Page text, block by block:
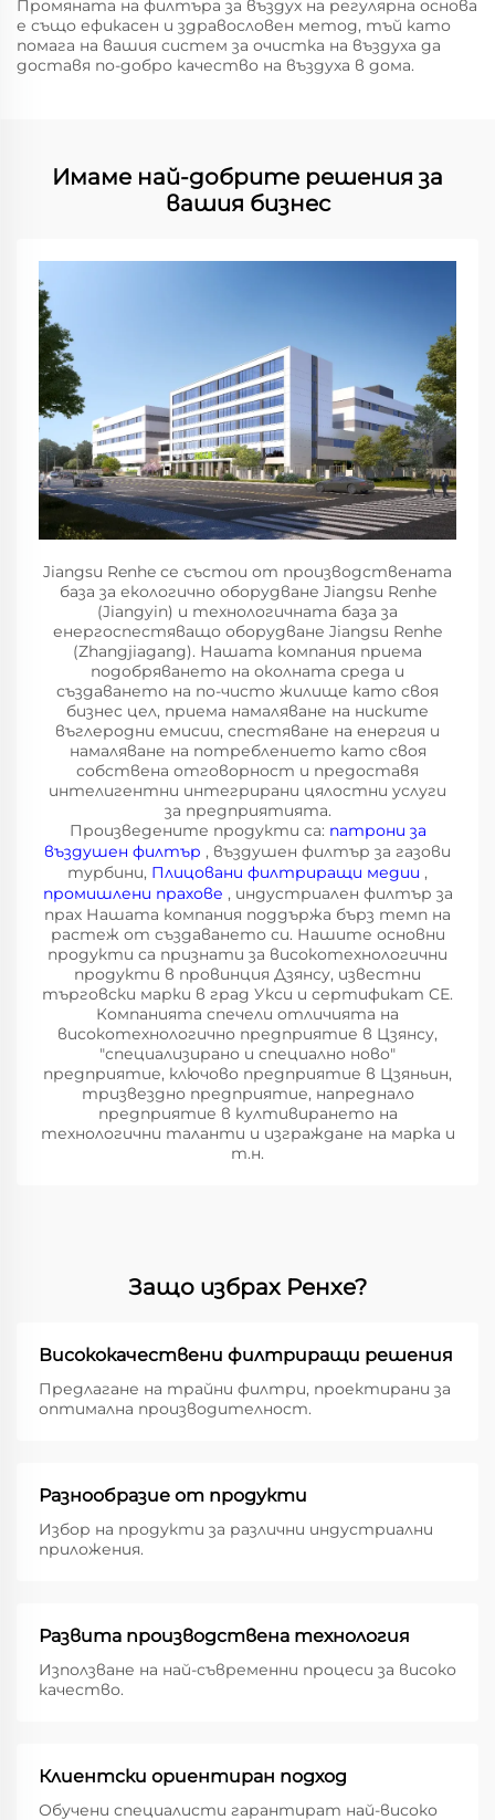
Промяната на филтъра за въздух на регулярна основа
е също ефикасен и здравословен метод, тъй като
помага на вашия систем за очистка на въздуха да
доставя по-добро качество на въздуха в дома.
Имаме най-добрите решения за
вашия бизнес
Jiangsu Renhe се състои от производствената
база за екологично оборудване Jiangsu Renhe
(Jiangyin) и технологичната база за
енергоспестяващо оборудване Jiangsu Renhe
(Zhangjiagang). Нашата компания приема
подобряването на околната среда и
създаването на по-чисто жилище като своя
бизнес цел, приема намаляване на ниските
въглеродни емисии, спестяване на енергия и
намаляване на потреблението като своя
собствена отговорност и предоставя
интелигентни интегрирани цялостни услуги
за предприятията.
Произведените продукти са: патрони за
въздушен филтър , въздушен филтър за газови
турбини, Плицовани филтриращи медии ,
промишлени прахове , индустриален филтър за
прах Нашата компания поддържа бърз темп на
растеж от създаването си. Нашите основни
продукти са признати за високотехнологични
продукти в провинция Дзянсу, известни
търговски марки в град Укси и сертификат CE.
Компанията спечели отличията на
високотехнологично предприятие в Цзянсу,
"специализирано и специално ново"
предприятие, ключово предприятие в Цзяньин,
тризвездно предприятие, напреднало
предприятие в култивирането на
технологични таланти и изграждане на марка и
т.н.
Защо избрах Ренхе?
Висококачествени филтриращи решения
Предлагане на трайни филтри, проектирани за
оптимална производителност.
Разнообразие от продукти
Избор на продукти за различни индустриални
приложения.
Развита производствена технология
Използване на най-съвременни процеси за високо
качество.
Клиентски ориентиран подход
Обучени специалисти гарантират най-високо